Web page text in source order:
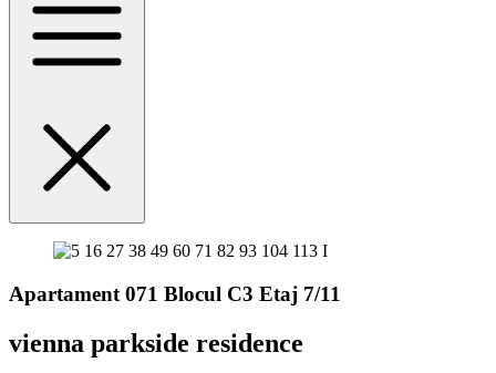
Apartament 071 Blocul C3 Etaj 7/11
vienna parkside residence